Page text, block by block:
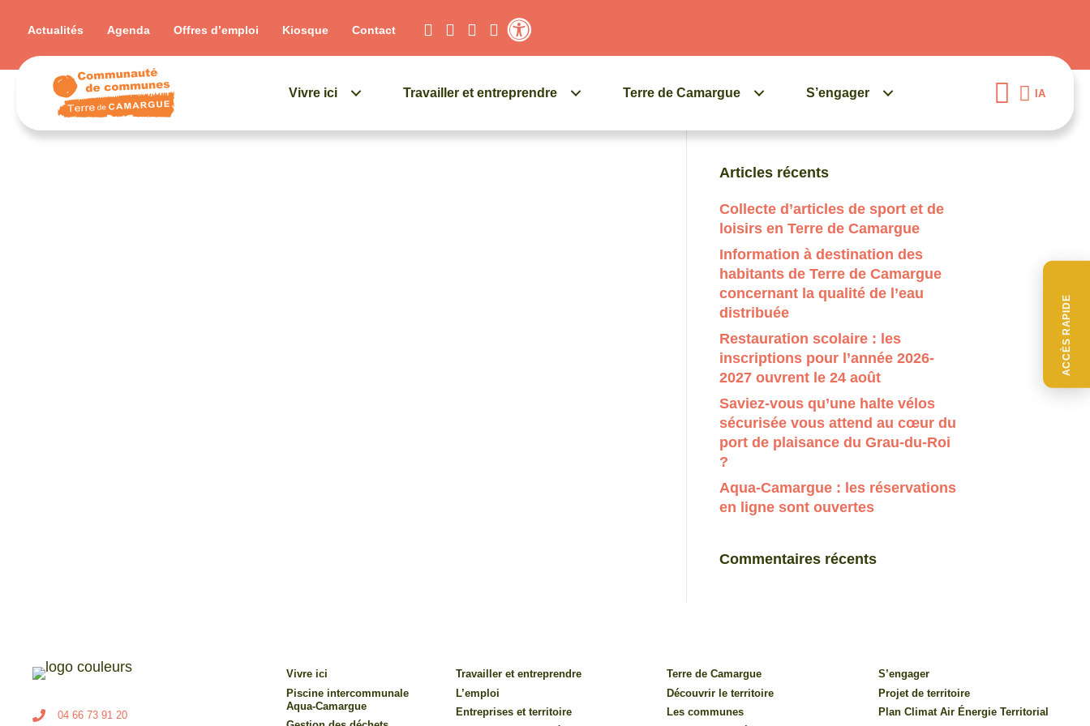
ACCÈS RAPIDE
Actualités Agenda Offres d’emploi Kiosque
Contact
Vivre ici Travailler et entreprendre Terre de Camargue S’engager IA
Quand les résultats de l'auto-complétion sont
Articles récents
Collecte d’articles de sport et de
loisirs en Terre de Camargue
Information à destination des
habitants de Terre de Camargue
concernant la qualité de l’eau
distribuée
Restauration scolaire : les
inscriptions pour l’année 2026-
2027 ouvrent le 24 août
Saviez-vous qu’une halte vélos
sécurisée vous attend au cœur du
port de plaisance du Grau-du-Roi
?
Aqua-Camargue : les réservations
en ligne sont ouvertes
Commentaires récents
04 66 73 91 20
Vivre ici
Piscine intercommunale
Aqua-Camargue
Travailler et entreprendre
L’emploi
Entreprises et territoire
Terre de Camargue
Découvrir le territoire
Les communes
S’engager
Projet de territoire
Plan Climat Air Énergie Territorial